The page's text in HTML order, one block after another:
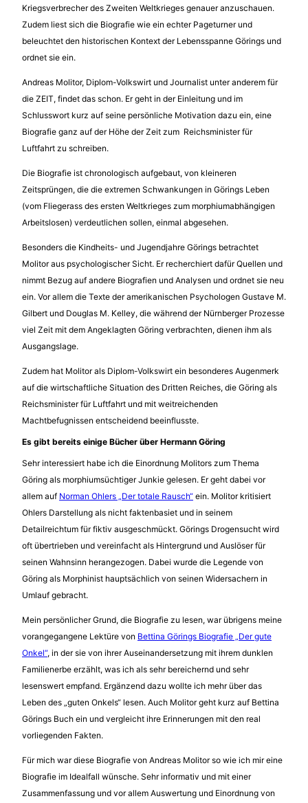
Kriegsverbrecher des Zweiten Weltkrieges genauer anzuschauen.
Zudem liest sich die Biografie wie ein echter Pageturner und
beleuchtet den historischen Kontext der Lebensspanne Görings und
ordnet sie ein.
Andreas Molitor, Diplom-Volkswirt und Journalist unter anderem für
die ZEIT, findet das schon. Er geht in der Einleitung und im
Schlusswort kurz auf seine persönliche Motivation dazu ein, eine
Biografie ganz auf der Höhe der Zeit zum Reichsminister für
Luftfahrt zu schreiben.
Die Biografie ist chronologisch aufgebaut, von kleineren
Zeitsprüngen, die die extremen Schwankungen in Görings Leben
(vom Fliegerass des ersten Weltkrieges zum morphiumabhängigen
Arbeitslosen) verdeutlichen sollen, einmal abgesehen.
Besonders die Kindheits- und Jugendjahre Görings betrachtet
Molitor aus psychologischer Sicht. Er recherchiert dafür Quellen und
nimmt Bezug auf andere Biografien und Analysen und ordnet sie neu
ein. Vor allem die Texte der amerikanischen Psychologen Gustave M.
Gilbert und Douglas M. Kelley, die während der Nürnberger Prozesse
viel Zeit mit dem Angeklagten Göring verbrachten, dienen ihm als
Ausgangslage.
Zudem hat Molitor als Diplom-Volkswirt ein besonderes Augenmerk
auf die wirtschaftliche Situation des Dritten Reiches, die Göring als
Reichsminister für Luftfahrt und mit weitreichenden
Machtbefugnissen entscheidend beeinflusste.
Es gibt bereits einige Bücher über Hermann Göring
Sehr interessiert habe ich die Einordnung Molitors zum Thema
Göring als morphiumsüchtiger Junkie gelesen. Er geht dabei vor
allem auf Norman Ohlers „Der totale Rausch“ ein. Molitor kritisiert
Ohlers Darstellung als nicht faktenbasiet und in seinem
Detailreichtum für fiktiv ausgeschmückt. Görings Drogensucht wird
oft übertrieben und vereinfacht als Hintergrund und Auslöser für
seinen Wahnsinn herangezogen. Dabei wurde die Legende von
Göring als Morphinist hauptsächlich von seinen Widersachern in
Umlauf gebracht.
Mein persönlicher Grund, die Biografie zu lesen, war übrigens meine
vorangegangene Lektüre von Bettina Görings Biografie „Der gute
Onkel“, in der sie von ihrer Auseinandersetzung mit ihrem dunklen
Familienerbe erzählt, was ich als sehr bereichernd und sehr
lesenswert empfand. Ergänzend dazu wollte ich mehr über das
Leben des „guten Onkels“ lesen. Auch Molitor geht kurz auf Bettina
Görings Buch ein und vergleicht ihre Erinnerungen mit den real
vorliegenden Fakten.
Für mich war diese Biografie von Andreas Molitor so wie ich mir eine
Biografie im Idealfall wünsche. Sehr informativ und mit einer
Zusammenfassung und vor allem Auswertung und Einordnung von